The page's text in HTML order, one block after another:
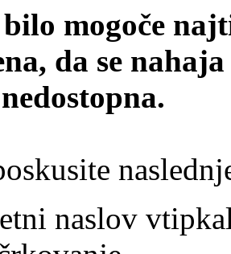
mogoče
da se
naslov